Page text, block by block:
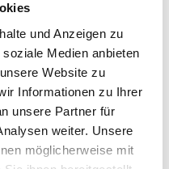
und Anzeigen zu
Medien anbieten
Website zu
Informationen zu Ihrer
unsere Partner für
weiter. Unsere
möglicherweise mit
durch das
zu
liefern Ihnen einen
aus der